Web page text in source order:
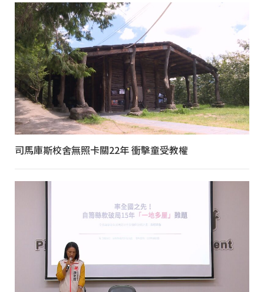
司馬庫斯校舍無照卡關22年 衝擊童受教權